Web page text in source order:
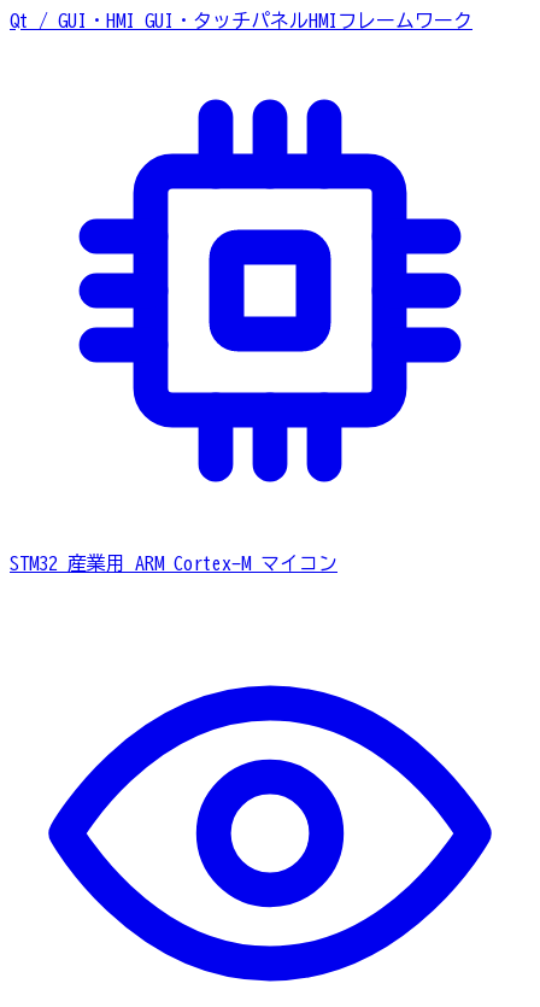
Qt / GUI・HMI GUI・タッチパネルHMIフレームワーク
STM32 産業用 ARM Cortex-M マイコン